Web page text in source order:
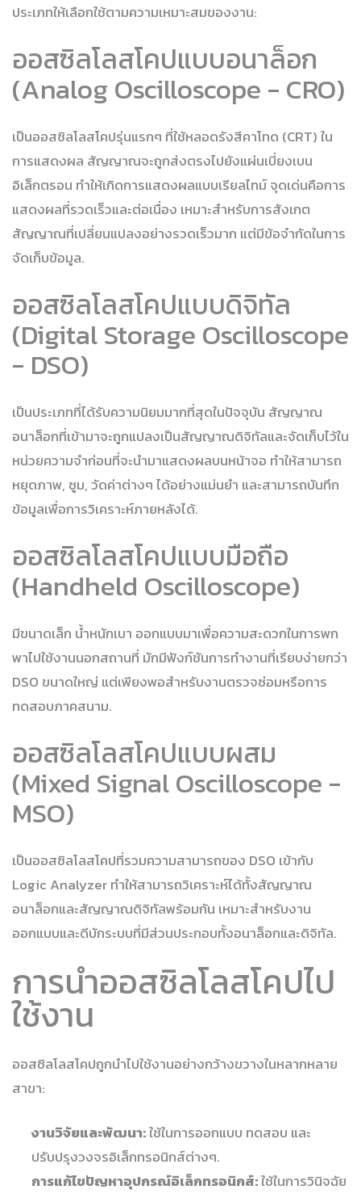
ประเภทให้เลือกใช้ตามความเหมาะสมของงาน:
ออสซิลโลสโคปแบบอนาล็อก
(Analog Oscilloscope - CRO)
เป็นออสซิลโลสโคปรุ่นแรกๆ ที่ใช้หลอดรังสีคาโทด (CRT) ใน
การแสดงผล สัญญาณจะถูกส่งตรงไปยังแผ่นเบี่ยงเบน
อิเล็กตรอน ทำให้เกิดการแสดงผลแบบเรียลไทม์ จุดเด่นคือการ
แสดงผลที่รวดเร็วและต่อเนื่อง เหมาะสำหรับการสังเกต
สัญญาณที่เปลี่ยนแปลงอย่างรวดเร็วมาก แต่มีข้อจำกัดในการ
จัดเก็บข้อมูล.
ออสซิลโลสโคปแบบดิจิทัล
(Digital Storage Oscilloscope
- DSO)
เป็นประเภทที่ได้รับความนิยมมากที่สุดในปัจจุบัน สัญญาณ
อนาล็อกที่เข้ามาจะถูกแปลงเป็นสัญญาณดิจิทัลและจัดเก็บไว้ใน
หน่วยความจำก่อนที่จะนำมาแสดงผลบนหน้าจอ ทำให้สามารถ
หยุดภาพ, ซูม, วัดค่าต่างๆ ได้อย่างแม่นยำ และสามารถบันทึก
ข้อมูลเพื่อการวิเคราะห์ภายหลังได้.
ออสซิลโลสโคปแบบมือถือ
(Handheld Oscilloscope)
มีขนาดเล็ก น้ำหนักเบา ออกแบบมาเพื่อความสะดวกในการพก
พาไปใช้งานนอกสถานที่ มักมีฟังก์ชันการทำงานที่เรียบง่ายกว่า
DSO ขนาดใหญ่ แต่เพียงพอสำหรับงานตรวจซ่อมหรือการ
ทดสอบภาคสนาม.
ออสซิลโลสโคปแบบผสม
(Mixed Signal Oscilloscope -
MSO)
เป็นออสซิลโลสโคปที่รวมความสามารถของ DSO เข้ากับ
Logic Analyzer ทำให้สามารถวิเคราะห์ได้ทั้งสัญญาณ
อนาล็อกและสัญญาณดิจิทัลพร้อมกัน เหมาะสำหรับงาน
ออกแบบและดีบักระบบที่มีส่วนประกอบทั้งอนาล็อกและดิจิทัล.
การนำออสซิลโลสโคปไป
ใช้งาน
ออสซิลโลสโคปถูกนำไปใช้งานอย่างกว้างขวางในหลากหลาย
สาขา:
งานวิจัยและพัฒนา:ใช้ในการออกแบบ ทดสอบ และ
ปรับปรุงวงจรอิเล็กทรอนิกส์ต่างๆ.
การแก้ไขปัญหาอุปกรณ์อิเล็กทรอนิกส์:ใช้ในการวินิจฉัย